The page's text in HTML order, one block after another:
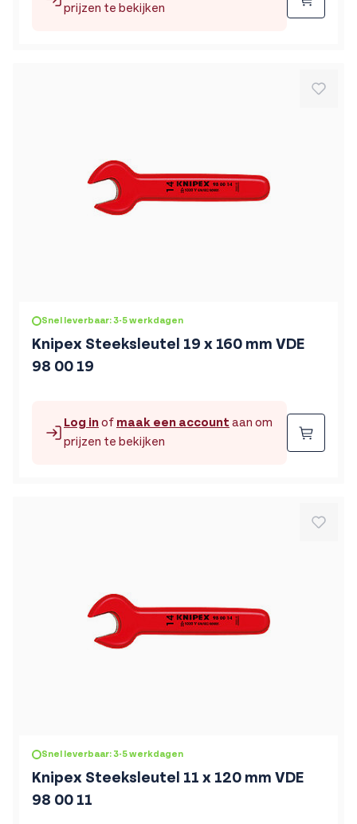
prijzen te bekijken
Snel leverbaar: 3-5 werkdagen
Knipex Steeksleutel 19 x 160 mm VDE
98 00 19
Log inof maak een account aan om
prijzen te bekijken
Snel leverbaar: 3-5 werkdagen
Knipex Steeksleutel 11 x 120 mm VDE
98 00 11